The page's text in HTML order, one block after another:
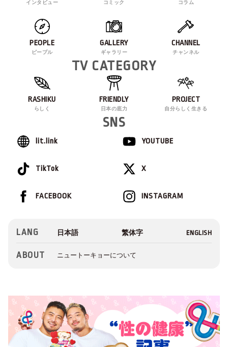
インタビュー コミック コラム
PEOPLE
ピープル
GALLERY
ギャラリー
CHANNEL
チャンネル
TV CATEGORY
RASHIKU
らしく
FRIENDLY
日本の底力
PROJECT
自分らしく生きる
SNS
lit.link YOUTUBE
TikTok X
INSTAGRAM
FACEBOOK
LANG
ABOUT ニュートーキョーについて